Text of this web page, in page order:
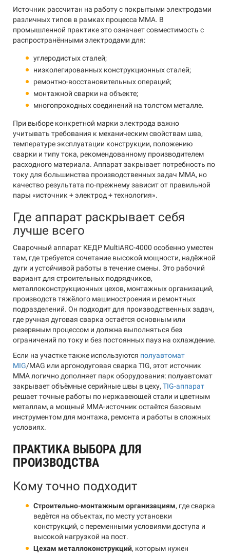
Источник рассчитан на работу с покрытыми электродами
различных типов в рамках процесса MMA. В
промышленной практике это означает совместимость с
распространёнными электродами для:
углеродистых сталей;
низколегированных конструкционных сталей;
ремонтно-восстановительных операций;
монтажной сварки на объекте;
многопроходных соединений на толстом металле.
При выборе конкретной марки электрода важно
учитывать требования к механическим свойствам шва,
температуре эксплуатации конструкции, положению
сварки и типу тока, рекомендованному производителем
расходного материала. Аппарат закрывает потребность по
току для большинства производственных задач MMA, но
качество результата по-прежнему зависит от правильной
пары «источник + электрод + технология».
Где аппарат раскрывает себя
лучше всего
Сварочный аппарат КЕДР MultiARC-4000 особенно уместен
там, где требуется сочетание высокой мощности, надёжной
дуги и устойчивой работы в течение смены. Это рабочий
вариант для строительных подрядчиков,
металлоконструкционных цехов, монтажных организаций,
производств тяжёлого машиностроения и ремонтных
подразделений. Он подходит для производственных задач,
где ручная дуговая сварка остаётся основным или
резервным процессом и должна выполняться без
ограничений по току и без постоянных пауз на охлаждение.
Если на участке также используются полуавтомат
MIG/MAG или аргонодуговая сварка TIG, этот источник
MMA логично дополняет парк оборудования: полуавтомат
закрывает объёмные серийные швы в цеху, TIG-аппарат
решает точные работы по нержавеющей стали и цветным
металлам, а мощный MMA-источник остаётся базовым
инструментом для монтажа, ремонта и работы в сложных
условиях.
ПРАКТИКА ВЫБОРА ДЛЯ
ПРОИЗВОДСТВА
Кому точно подходит
Строительно-монтажным организациям, где сварка
ведётся на объектах, по месту установки
конструкций, с переменными условиями доступа и
высокой нагрузкой на пост.
Цехам металлоконструкций, которым нужен